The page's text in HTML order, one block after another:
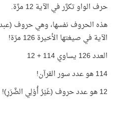
حرف الواو تكرَّر في الآية 12 مرَّة.
هذه الحروف نفسها، وهي حروف
الآية في صيغتها الأخيرة 126 مرّة!
العدد 126 يساوي 114 + 12
114 هو عدد سور القرآن!
12 هو عدد حروف (غَيْرُ أُوْلِي الضَّرَرِ)! فتأمّل!